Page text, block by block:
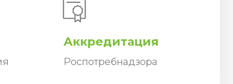
Аккредитация
Роспотребнадзора